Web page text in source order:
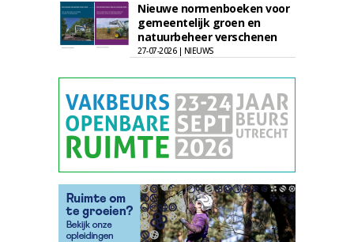
Nieuwe normenboeken voor
gemeentelijk groen en
natuurbeheer verschenen
27-07-2026 | NIEUWS